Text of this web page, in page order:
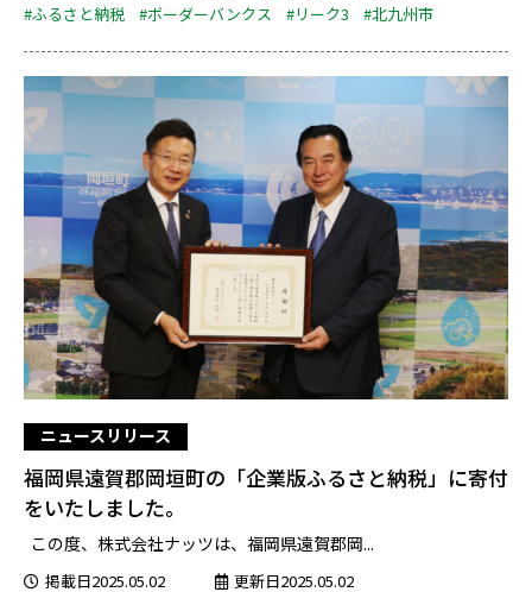
#ふるさと納税
#ボーダーバンクス #リーク3 #北九州市
ニュースリリース
福岡県遠賀郡岡垣町の「企業版ふるさと納税」に寄付
をいたしました。
この度、株式会社ナッツは、福岡県遠賀郡岡...
掲載日2025.05.02 更新日2025.05.02